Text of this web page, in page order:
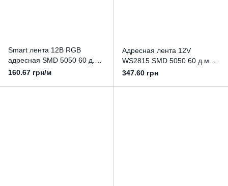
Smart лента 12В RGB
адресная SMD 5050 60 д.м.
IP20 WS2818b (цена 1м)
160.67 грн/м
Адресная лента 12V
WS2815 SMD 5050 60 д.м.
IP20 Led Story Premium
347.60 грн